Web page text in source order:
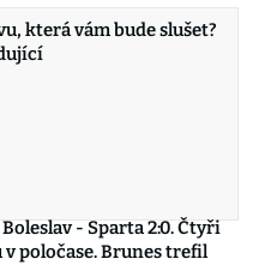
která vám bude slušet?
- Sparta 2:0. Čtyři
v poločase. Brunes trefil